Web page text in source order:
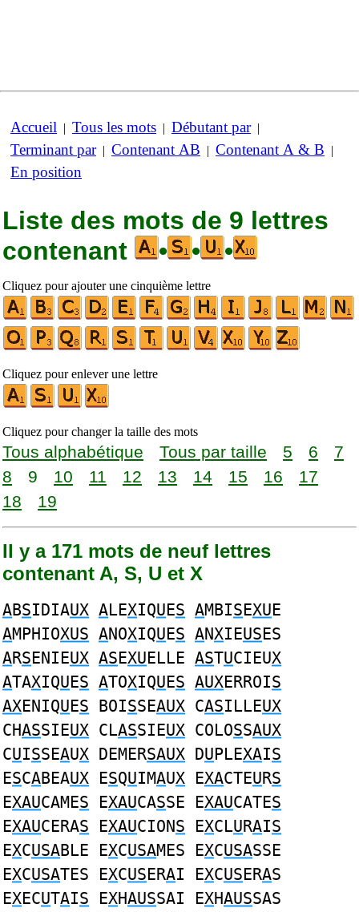
Accueil | Tous les mots | Débutant par|
Terminant par| Contenant AB | Contenant A & B |
En position
Liste des mots de 9 lettres
contenant
• • •
Cliquez pour ajouter une cinquième lettre
Cliquez pour enlever une lettre
Cliquez pour changer la taille des mots
Tous alphabétique Tous par taille 5 6
7
8
9 10 11 12 13 14 15 16
17
18
19
Il y a 171 mots de neuf lettres
contenant A, S, U et X
ABSIDIAUX ALEXIQUES AMBISEXUE
AMPHIOXUS ANOXIQUES ANXIEUSES
ARSENIEUX ASEXUELLE ASTUCIEUX
ATAXIQUES ATOXIQUES AUXERROIS
AXENIQUES BOISSEAUX CASILLEUX
CHASSIEUX CLASSIEUX COLOSSAUX
CUISSEAUX DEMERSAUX DUPLEXAIS
ESCABEAUX ESQUIMAUX EXACTEURS
EXAUCAMES EXAUCASSE EXAUCATES
EXAUCERAS EXAUCIONS EXCLURAIS
EXCUSABLE EXCUSAMES EXCUSASSE
EXCUSATES EXCUSERAI EXCUSERAS
EXECUTAIS EXHAUSSAI EXHAUSSAS